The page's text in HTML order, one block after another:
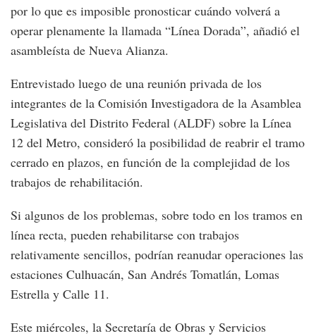
por lo que es imposible pronosticar cuándo volverá a
operar plenamente la llamada “Línea Dorada”, añadió el
asambleísta de Nueva Alianza.
Entrevistado luego de una reunión privada de los
integrantes de la Comisión Investigadora de la Asamblea
Legislativa del Distrito Federal (ALDF) sobre la Línea
12 del Metro, consideró la posibilidad de reabrir el tramo
cerrado en plazos, en función de la complejidad de los
trabajos de rehabilitación.
Si algunos de los problemas, sobre todo en los tramos en
línea recta, pueden rehabilitarse con trabajos
relativamente sencillos, podrían reanudar operaciones las
estaciones Culhuacán, San Andrés Tomatlán, Lomas
Estrella y Calle 11.
Este miércoles, la Secretaría de Obras y Servicios